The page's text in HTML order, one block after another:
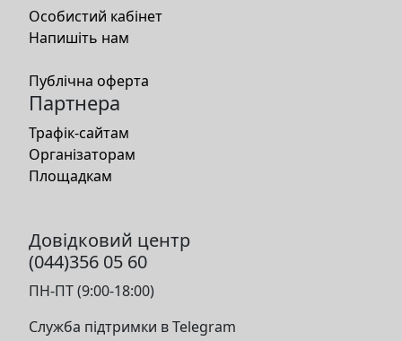
Особистий кабінет
Напишіть нам
Публічна оферта
Партнера
Трафік-сайтам
Організаторам
Площадкам
Довідковий центр
(044)356 05 60
ПН-ПТ (9:00-18:00)
Служба підтримки в Telegram